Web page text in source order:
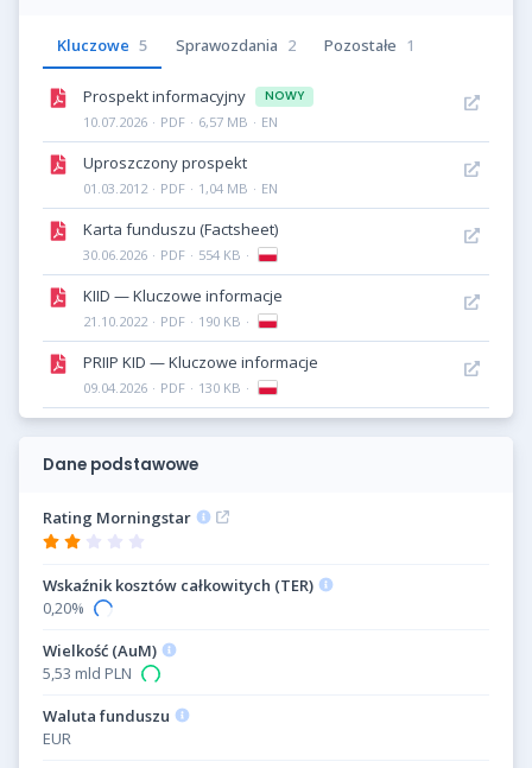
Kluczowe 5 Sprawozdania 2 Pozostałe 1
Prospekt informacyjny
NOWY
10.07.2026 · PDF · 6,57 MB · EN
Uproszczony prospekt
01.03.2012 · PDF · 1,04 MB · EN
Karta funduszu (Factsheet)
30.06.2026 · PDF · 554 KB ·
KIID — Kluczowe informacje
21.10.2022 · PDF · 190 KB ·
PRIIP KID — Kluczowe informacje
09.04.2026 · PDF · 130 KB ·
Dane podstawowe
Rating Morningstar
Wskaźnik kosztów całkowitych (TER)
0,20%
Wielkość (AuM)
5,53 mld PLN
Waluta funduszu
EUR